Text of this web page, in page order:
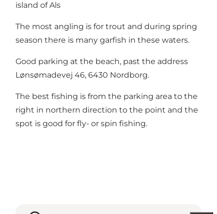
island of Als
The most angling is for trout and during spring
season there is many garfish in these waters.
Good parking at the beach, past the address
Lønsømadevej 46, 6430 Nordborg.
The best fishing is from the parking area to the
right in northern direction to the point and the
spot is good for fly- or spin fishing.